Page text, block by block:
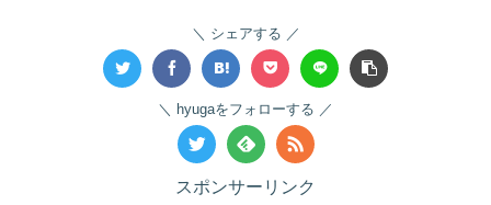
シェアする
hyugaをフォローする
スポンサーリンク